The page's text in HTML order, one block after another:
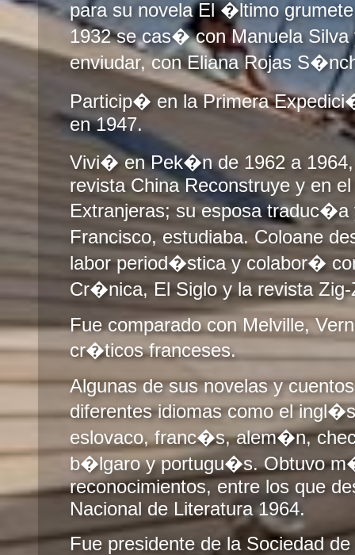
para su novela El �ltimo
1932 se cas� con Manuela
enviudar, con Eliana Rojas
Particip� en la Primera
en 1947.
Vivi� en Pek�n de 1962 a
revista China Reconstruye y en
Extranjeras; su esposa traduc�a
Francisco, estudiaba. Coloane
labor period�stica y colabor�
Cr�nica, El Siglo y la revista Zig-
Fue comparado con Melville,
cr�ticos franceses.
Algunas de sus novelas y
diferentes idiomas como el
eslovaco, franc�s, alem�n,
b�lgaro y portugu�s. Obtuvo
reconocimientos, entre los que
Nacional de Literatura 1964.
Fue presidente de la Sociedad